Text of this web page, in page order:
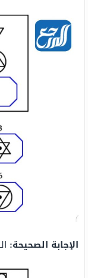
الإجابة الصحيحة: